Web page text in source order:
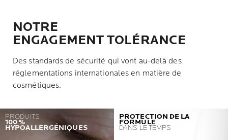
NOTRE
ENGAGEMENT TOLÉRANCE
Des standards de sécurité qui vont au-delà des
réglementations internationales en matière de
cosmétiques.
PRODUITS
100 %
HYPOALLERGÉNIQUES
PROTECTION DE LA
FORMULE
DANS LE TEMPS